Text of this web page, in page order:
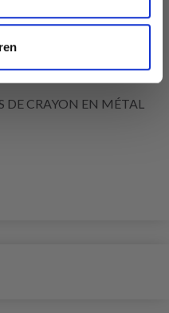
DE CRAYON EN MÉTAL